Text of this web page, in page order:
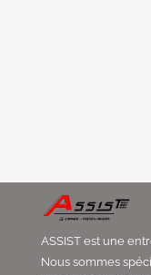
ASSIST est une
Nous sommes